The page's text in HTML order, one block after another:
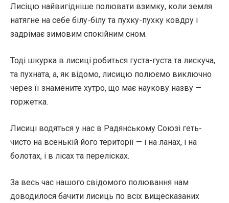
Лисіцю найвигідніше полювати взимку, коли земля
натягне на себе білу-білу та пухку-пухку ковдру і
задрімає зимовим спокійним сном.
Тоді шкурка в лисиці робиться густа-густа та лискуча,
та пухната, а, як відомо, лисицю полюємо виключно
через її знамените хутро, що має наукову назву —
горжетка.
Лисиці водяться у нас в Радянському Союзі геть-
чисто на всенькій його території — і на ланах, і на
болотах, і в лісах та перелісках.
За весь час нашого свідомого полювання нам
доводилося бачити лисиць по всіх вищесказаних